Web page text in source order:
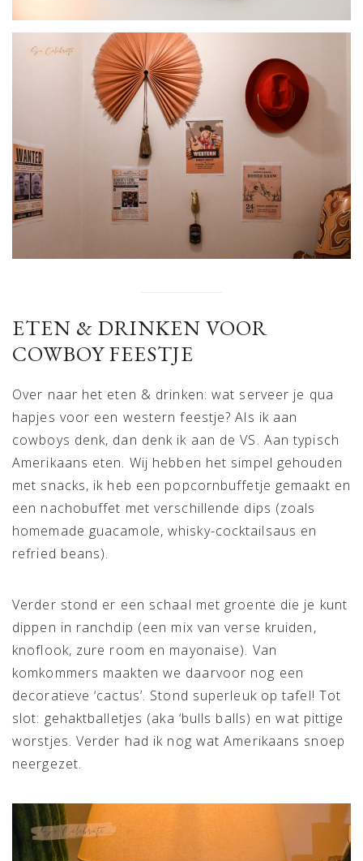
ETEN & DRINKEN VOOR
COWBOY FEESTJE
Over naar het eten & drinken: wat serveer je qua
hapjes voor een western feestje? Als ik aan
cowboys denk, dan denk ik aan de VS. Aan typisch
Amerikaans eten. Wij hebben het simpel gehouden
met snacks, ik heb een popcornbuffetje gemaakt en
een nachobuffet met verschillende dips (zoals
homemade guacamole, whisky-cocktailsaus en
refried beans).
Verder stond er een schaal met groente die je kunt
dippen in ranchdip (een mix van verse kruiden,
knoflook, zure room en mayonaise). Van
komkommers maakten we daarvoor nog een
decoratieve ‘cactus’. Stond superleuk op tafel! Tot
slot: gehaktballetjes (aka ‘bulls balls) en wat pittige
worstjes. Verder had ik nog wat Amerikaans snoep
neergezet.